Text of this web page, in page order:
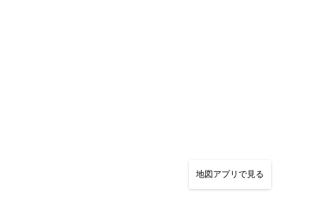
地図アプリで見る